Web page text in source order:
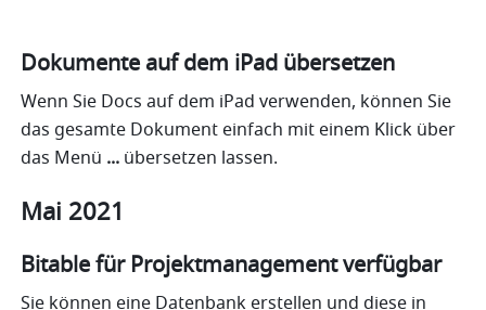
Dokumente auf dem iPad übersetzen
Wenn Sie Docs auf dem iPad verwenden, können Sie
das gesamte Dokument einfach mit einem Klick über
das Menü ... übersetzen lassen.
Mai 2021
Bitable für Projektmanagement verfügbar